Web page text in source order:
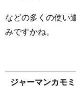
などの多くの使い
みですかね。
ジャーマンカモ